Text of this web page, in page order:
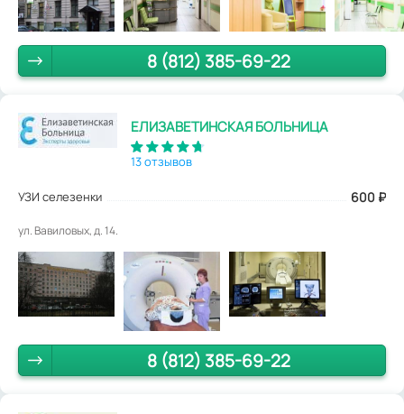
8 (812) 385-69-22
ЕЛИЗАВЕТИНСКАЯ БОЛЬНИЦА
13 отзывов
УЗИ селезенки 600 ₽
ул. Вавиловых, д. 14.
8 (812) 385-69-22